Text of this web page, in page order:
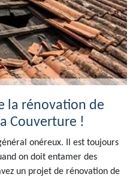
la rénovation de
Couverture !
onéreux. Il est toujours
on doit entamer des
un projet de rénovation de